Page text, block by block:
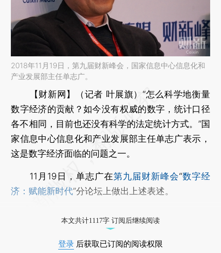
2018年11月19日，第九届财新峰会，国家信息中心信息化和
产业发展部主任单志广。
【财新网】（记者 叶展旗）“怎么科学地衡量
数字经济的贡献？如今没有权威的数字，统计口径
各不相同，目前也还没有科学的法定统计方式。”国
家信息中心信息化和产业发展部主任单志广表示，
这是数字经济面临的问题之一。
11月19日，单志广在第九届财新峰会“数字经
济：赋能新时代”分论坛上做出上述表述。
个问题值得关注，一是如何正确的理解和认识数字
经济，目前现在仍然处在盲人摸象的阶段，不同的
本文共计1117字 订阅后继续阅读
登录 后获取已订阅的阅读权限